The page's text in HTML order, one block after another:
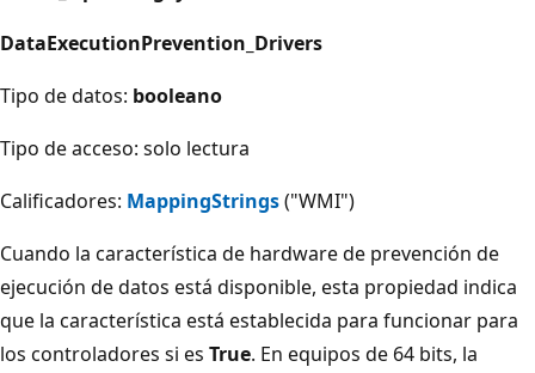
DataExecutionPrevention_Drivers
Tipo de datos: booleano
Tipo de acceso: solo lectura
Calificadores: MappingStrings("WMI")
Cuando la característica de hardware de prevención de
ejecución de datos está disponible, esta propiedad indica
que la característica está establecida para funcionar para
los controladores si es True. En equipos de 64 bits, la